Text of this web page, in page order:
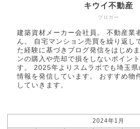
ブロガー
キウイ不動産
建築資材メーカー会社員。 不動産業
ん。 自宅マンション売買を繰り返し
た経験に基づきブログ発信をはじめ
ンの購入や売却で損をしないポイン
す。 2025年より スムラボ でも埼玉
情報を発信しています。 おすすめ物
していきます。
2024年1月